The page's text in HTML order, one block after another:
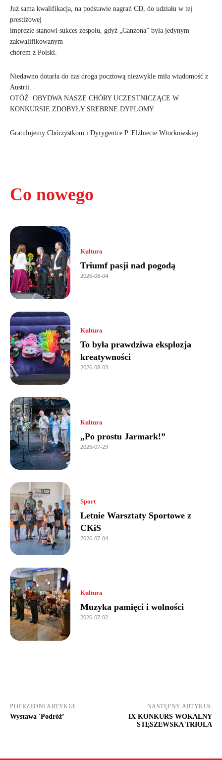
Co nowego
Kultura
Triumf pasji nad pogodą
2026-08-04
Kultura
To była prawdziwa eksplozja
kreatywności
2026-08-03
Kultura
„Po prostu Jarmark!”
2026-07-29
Sport
Letnie Warsztaty Sportowe z
CKiS
2026-07-04
Kultura
Muzyka pamięci i wolności
2026-07-02
Już sama kwalifikacja, na podstawie nagrań CD, do udziału w tej
prestiżowej
imprezie stanowi sukces zespołu, gdyż „Canzona” była jedynym
zakwalifikowanym
chórem z Polski.
Niedawno dotarła do nas droga pocztową niezwykle miła wiadomość z
Austrii.
OTÓŻ OBYDWA NASZE CHÓRY UCZESTNICZĄCE W
KONKURSIE ZDOBYŁY SREBRNE DYPLOMY.
Gratulujemy Chórzystkom i Dyrygentce P. Elżbiecie Wtorkowskiej
POPRZEDNI ARTYKUŁ
Wystawa 'Podróż’
NASTĘPNY ARTYKUŁ
IX KONKURS WOKALNY
STĘSZEWSKA TRIOLA